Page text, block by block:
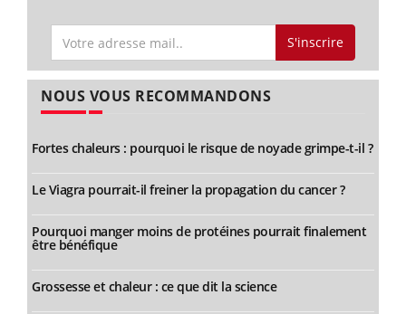
S'inscrire
NOUS VOUS RECOMMANDONS
Fortes chaleurs : pourquoi le risque de noyade grimpe-t-il ?
Le Viagra pourrait-il freiner la propagation du cancer ?
Pourquoi manger moins de protéines pourrait finalement
être bénéfique
Grossesse et chaleur : ce que dit la science